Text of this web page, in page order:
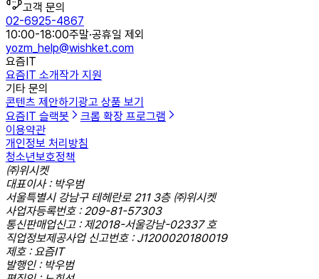
고객 문의
02-6925-4867
10:00-18:00주말·공휴일 제외
yozm_help@wishket.com
요즘IT
요즘IT 소개작가 지원
기타 문의
콘텐츠 제안하기 광고 상품 보기
요즘IT 슬랙봇
크롬 확장 프로그램
이용약관
개인정보 처리방침
청소년보호정책
㈜위시켓
대표이사 : 박우범
서울특별시 강남구 테헤란로 211 3층 ㈜위시켓
사업자등록번호 : 209-81-57303
통신판매업신고 : 제2018-서울강남-02337 호
직업정보제공사업 신고번호 : J1200020180019
제호 : 요즘IT
발행인 : 박우범